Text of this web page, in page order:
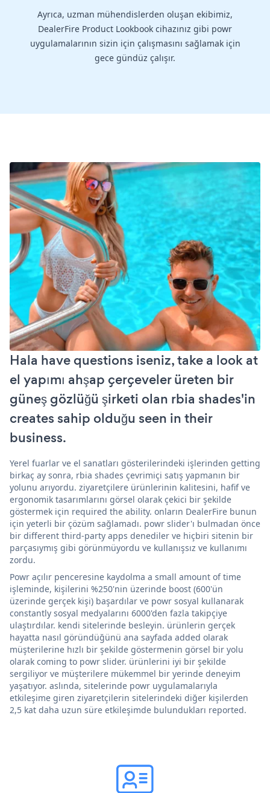
Ayrıca, uzman mühendislerden oluşan ekibimiz,
DealerFire Product Lookbook cihazınız gibi powr
uygulamalarının sizin için çalışmasını sağlamak için
gece gündüz çalışır.
Hala have questions iseniz, take a look at
el yapımı ahşap çerçeveler üreten bir
güneş gözlüğü şirketi olan rbia shades'in
creates sahip olduğu seen in their
business.
Yerel fuarlar ve el sanatları gösterilerindeki işlerinden getting
birkaç ay sonra, rbia shades çevrimiçi satış yapmanın bir
yolunu arıyordu. ziyaretçilere ürünlerinin kalitesini, hafif ve
ergonomik tasarımlarını görsel olarak çekici bir şekilde
göstermek için required the ability. onların DealerFire bunun
için yeterli bir çözüm sağlamadı. powr slider'ı bulmadan önce
bir different third-party apps denediler ve hiçbiri sitenin bir
parçasıymış gibi görünmüyordu ve kullanışsız ve kullanımı
zordu.
Powr açılır penceresine kaydolma a small amount of time
işleminde, kişilerini %250'nin üzerinde boost (600'ün
üzerinde gerçek kişi) başardılar ve powr sosyal kullanarak
constantly sosyal medyalarını 6000'den fazla takipçiye
ulaştırdılar. kendi sitelerinde besleyin. ürünlerin gerçek
hayatta nasıl göründüğünü ana sayfada added olarak
müşterilerine hızlı bir şekilde göstermenin görsel bir yolu
olarak coming to powr slider. ürünlerini iyi bir şekilde
sergiliyor ve müşterilere mükemmel bir yerinde deneyim
yaşatıyor. aslında, sitelerinde powr uygulamalarıyla
etkileşime giren ziyaretçilerin sitelerindeki diğer kişilerden
2,5 kat daha uzun süre etkileşimde bulundukları reported.